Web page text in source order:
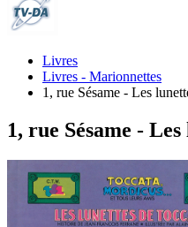
Livres
Livres - Marionnettes
1, rue Sésame - Les
1, rue Sésame -